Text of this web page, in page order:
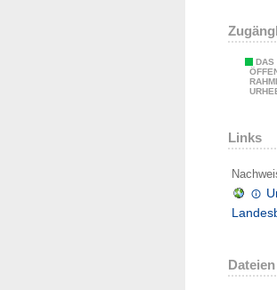
Links
Dateien